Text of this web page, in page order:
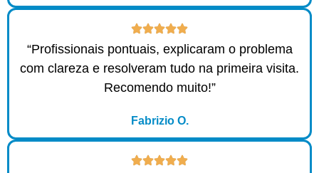
“Profissionais pontuais, explicaram o problema
com clareza e resolveram tudo na primeira visita.
Recomendo muito!”
Fabrizio O.